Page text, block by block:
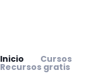
Inicio Cursos
Recursos gratis